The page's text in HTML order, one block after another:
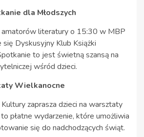
dla Młodszych
amatorów literatury o 15:30 w MBP
się Dyskusyjny Klub Książki
to jest świetną szansą na
wśród dzieci.
Wielkanocne
zaprasza dzieci na warsztaty
płatne wydarzenie, które umożliwia
się do nadchodzących świąt.